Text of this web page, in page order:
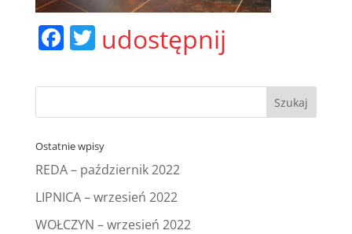
F
c
e
b
o
o
k
T
itt
er
udostępnij
Ostatnie wpisy
REDA – październik 2022
LIPNICA – wrzesień 2022
WOŁCZYN – wrzesień 2022